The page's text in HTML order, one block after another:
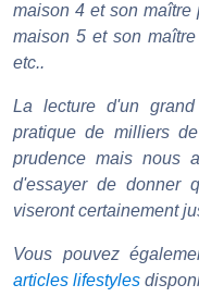
maison 4 et son
maison 5 et son
etc..
La lecture d'un
pratique de milliers
prudence mais nous
d'essayer de donner
viseront certainement
Vous pouvez
articles lifestyles